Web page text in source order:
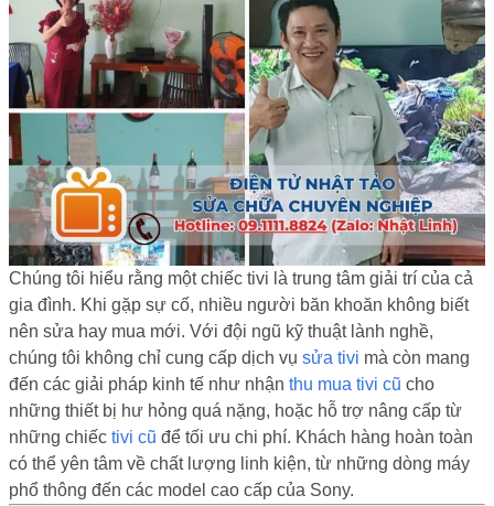
Chúng tôi hiểu rằng một chiếc tivi là trung tâm giải trí của cả
gia đình. Khi gặp sự cố, nhiều người băn khoăn không biết
nên sửa hay mua mới. Với đội ngũ kỹ thuật lành nghề,
chúng tôi không chỉ cung cấp dịch vụ sửa tivi mà còn mang
đến các giải pháp kinh tế như nhận thu mua tivi cũ cho
những thiết bị hư hỏng quá nặng, hoặc hỗ trợ nâng cấp từ
những chiếc tivi cũ để tối ưu chi phí. Khách hàng hoàn toàn
có thể yên tâm về chất lượng linh kiện, từ những dòng máy
phổ thông đến các model cao cấp của Sony.